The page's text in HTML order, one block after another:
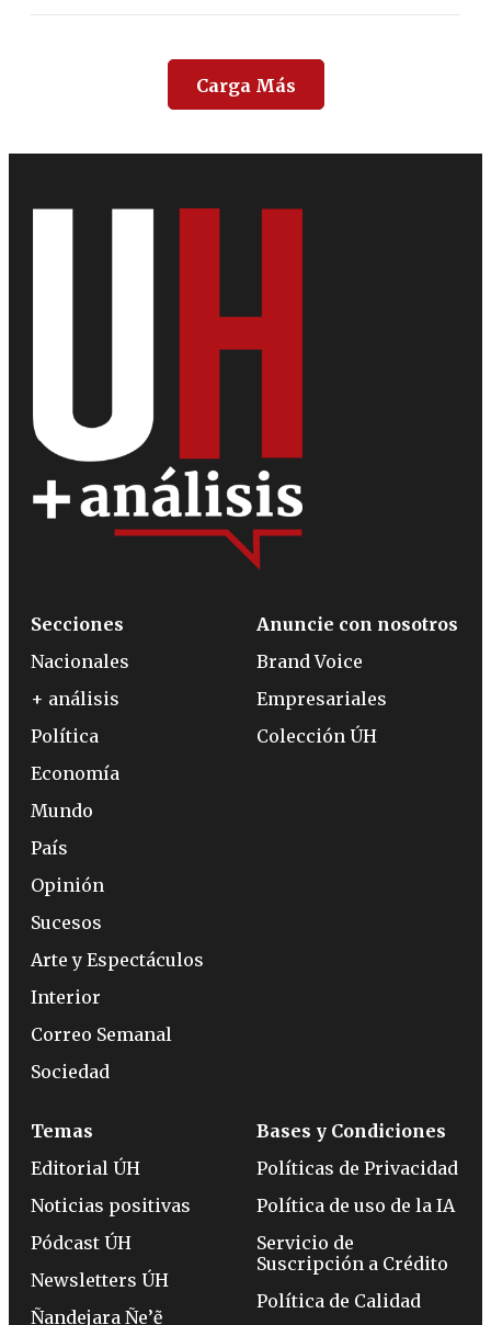
Carga Más
Secciones
Nacionales
+ análisis
Política
Economía
Mundo
País
Opinión
Sucesos
Arte y Espectáculos
Interior
Correo Semanal
Sociedad
Anuncie con nosotros
Brand Voice
Empresariales
Colección ÚH
Temas
Editorial ÚH
Noticias positivas
Pódcast ÚH
Newsletters ÚH
Ñandejara Ñe’ẽ
Bases y Condiciones
Políticas de Privacidad
Política de uso de la IA
Servicio de
Suscripción a Crédito
Política de Calidad